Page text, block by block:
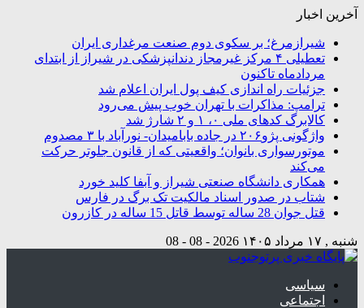
آخرین اخبار
شیرازمرغ؛ بر سکوی دوم صنعت مرغداری ایران
تعطیلی ۴ مرکز غیرمجاز دندانپزشکی در شیراز از ابتدای
مردادماه تاکنون
جزئیات راه اندازی کیف پول ایران اعلام شد
ترامپ: مذاکرات با تهران خوب پیش می‌رود
کالابرگ کدهای ملی ۰، ۱ و ۲ شارژ شد
واژگونی پژو۲۰۶ در جاده بابامیدان- نورآباد با ۳ مصدوم
موتورسواری بانوان؛ واقعیتی که از قانون جلوتر حرکت
می‌کند
همکاری دانشگاه صنعتی شیراز و آبفا کلید خورد
شتاب در صدور اسناد مالکیت تک برگ در فارس
قتل جوان 28 ساله توسط قاتل 15 ساله در کازرون
شنبه , ۱۷ مرداد ۱۴۰۵ 2026 - 08 - 08
سیاسی
اجتماعی